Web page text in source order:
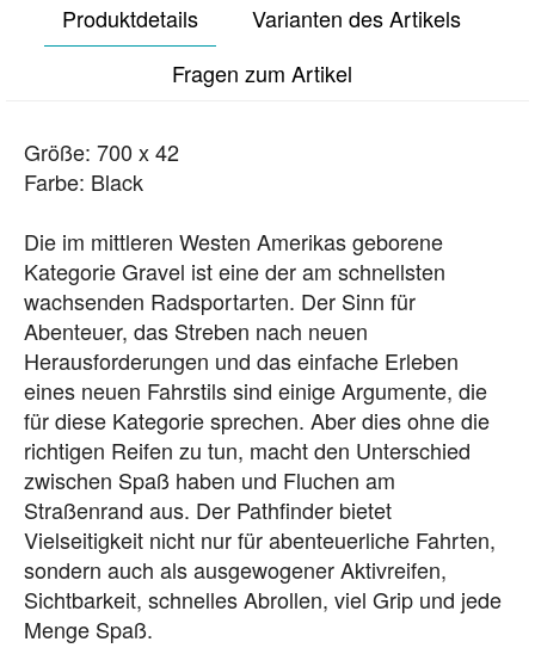
Produktdetails
Varianten des Artikels
Fragen zum Artikel
Größe: 700 x 42
Farbe: Black
Die im mittleren Westen Amerikas geborene
Kategorie Gravel ist eine der am schnellsten
wachsenden Radsportarten. Der Sinn für
Abenteuer, das Streben nach neuen
Herausforderungen und das einfache Erleben
eines neuen Fahrstils sind einige Argumente, die
für diese Kategorie sprechen. Aber dies ohne die
richtigen Reifen zu tun, macht den Unterschied
zwischen Spaß haben und Fluchen am
Straßenrand aus. Der Pathfinder bietet
Vielseitigkeit nicht nur für abenteuerliche Fahrten,
sondern auch als ausgewogener Aktivreifen,
Sichtbarkeit, schnelles Abrollen, viel Grip und jede
Menge Spaß.